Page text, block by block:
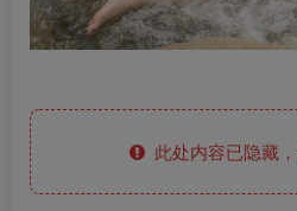
此处内容已隐藏